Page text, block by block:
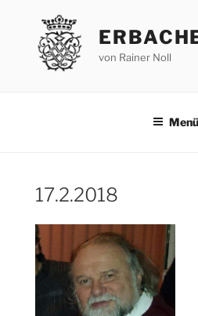
springen
von Rainer Noll
Menü
17.2.2018